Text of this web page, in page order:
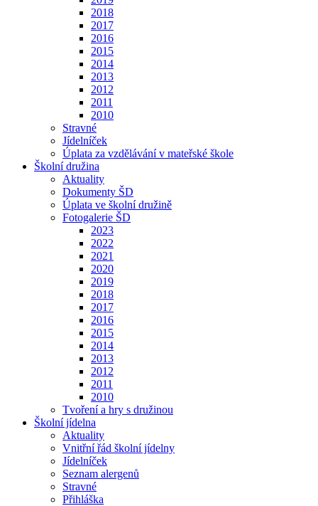
2018
2017
2016
2015
2014
2013
2012
2011
2010
Stravné
Jídelníček
Úplata za vzdělávání v mateřské škole
Školní družina
Aktuality
Dokumenty ŠD
Úplata ve školní družině
Fotogalerie ŠD
2023
2022
2021
2020
2019
2018
2017
2016
2015
2014
2013
2012
2011
2010
Tvoření a hry s družinou
Školní jídelna
Aktuality
Vnitřní řád školní jídelny
Jídelníček
Seznam alergenů
Stravné
Přihláška